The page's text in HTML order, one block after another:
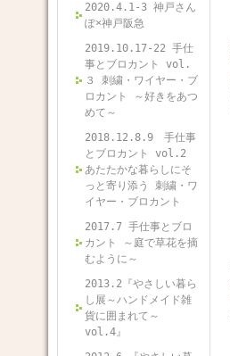
2020.4.1-3 神戸さん
ぽ×神戸阪急
2019.10.17-22 手仕
事とブロカント vol.
３ 刺繍・ワイヤー・ブ
ロカント ～好きをあつ
めて～
2018.12.8.9 手仕事
とブロカント vol.2
あたたかな暮らしにそ
っと寄り添う 刺繍・ワ
イヤー・ブロカント
2017.7 手仕事とブロ
カント ～庭で草花を摘
むように～
2013.2『やさしい暮ら
し展～ハンドメイド雑
貨に囲まれて～
vol.4』